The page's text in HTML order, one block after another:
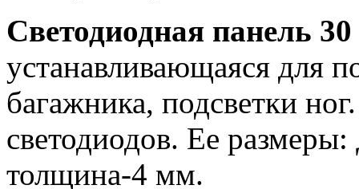
Светодиодная панель
устанавливающаяся для
багажника, подсветки
светодиодов. Ее
толщина-4 мм.